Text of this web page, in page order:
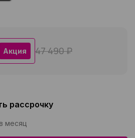
Акция 47 490 ₽
рассрочку
месяц